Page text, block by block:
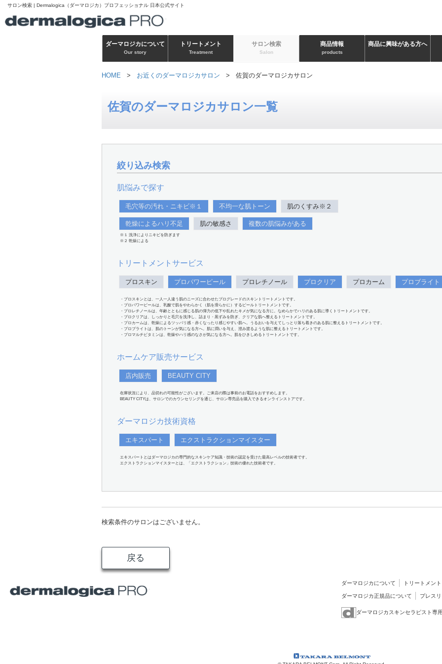
サロン検索 | Dermalogica（ダーマロジカ）プロフェッショナル 日本公式サイト
ダーマロジカについて
Our story
トリートメント
Treatment
サロン検索
Salon
商品情報
products
商品に興味がある方へ
HOME > お近くのダーマロジカサロン > 佐賀のダーマロジカサロン
佐賀のダーマロジカサロン一覧
絞り込み検索
肌悩みで探す
毛穴等の汚れ・ニキビ※１ 不均一な肌トーン 肌のくすみ※２
乾燥によるハリ不足 肌の敏感さ 複数の肌悩みがある
※１ 洗浄によりニキビを防ぎます
※２ 乾燥による
トリートメントサービス
プロスキン プロパワーピール プロレチノール プロクリア プロカーム プロブライト
・プロスキンとは、一人一人違う肌のニーズに合わせたプログレードのスキントリートメントです。
・プロパワーピールは、乳酸で肌をやわらかく（肌を滑らかに）するピールトリートメントです。
・プロレチノールは、年齢とともに感じる肌の弾力の低下や乱れたキメが気になる方に。なめらかでハリのある肌に導くトリートメントです。
・プロクリアは、しっかりと毛穴を洗浄し、詰まり・黒ずみを防ぎ、クリアな肌へ整えるトリートメントです。
・プロカームは、乾燥によるツッパリ感・赤くなったり感じやすい肌へ。うるおいを与えてしっとり落ち着きのある肌に整えるトリートメントです。
・プロブライトは、肌のトーンが気になる方へ。肌に潤いを与え、澄み渡るような肌に整えるトリートメントです。
・プロマルチビタミンは、乾燥やハリ感のなさが気になる方へ。肌をひきしめるトリートメントです。
ホームケア販売サービス
店内販売 BEAUTY CITY
在庫状況により、品切れの可能性がございます。ご来店の際は事前のお電話をおすすめします。
BEAUTY CITYは、サロンでのカウンセリングを通じ、サロン専売品を購入できるオンラインストアです。
ダーマロジカ技術資格
エキスパート エクストラクションマイスター
エキスパートとはダーマロジカの専門的なスキンケア知識・技術の認定を受けた最高レベルの技術者です。
エクストラクションマイスターとは、「エクストラクション」技術の優れた技術者です。
検索条件のサロンはございません。
戻る
ダーマロジカについて トリートメント
ダーマロジカ正規品について プレス
ダーマロジカスキンセラピスト専